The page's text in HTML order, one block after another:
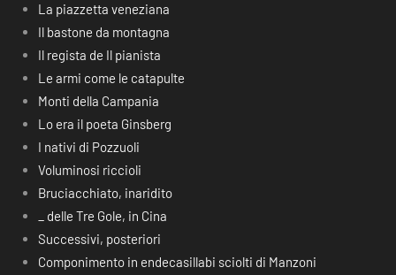
La piazzetta veneziana
Il bastone da montagna
Il regista de Il pianista
Le armi come le catapulte
Monti della Campania
Lo era il poeta Ginsberg
I nativi di Pozzuoli
Voluminosi riccioli
Bruciacchiato, inaridito
_ delle Tre Gole, in Cina
Successivi, posteriori
Componimento in endecasillabi sciolti di Manzoni